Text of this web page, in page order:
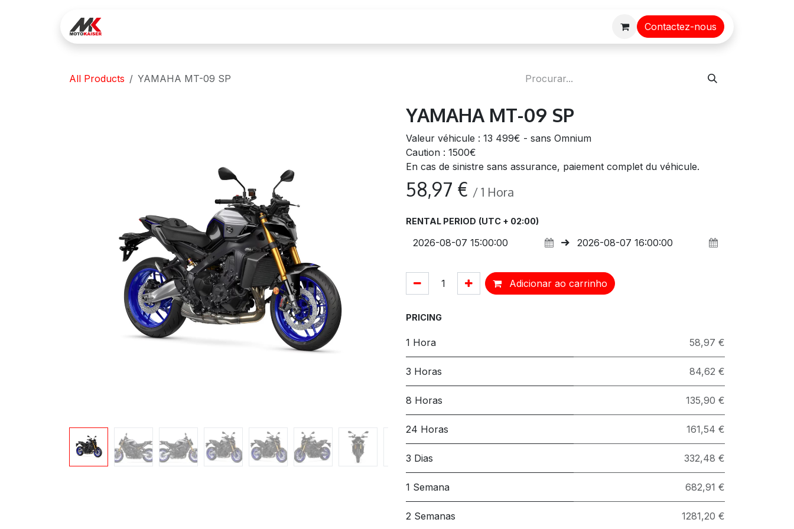
Contactez-nous
All Products YAMAHA MT-09 SP
YAMAHA MT-09 SP
Valeur véhicule : 13 499€ - sans Omnium
Caution : 1500€
En cas de sinistre sans assurance, paiement complet du véhicule.
58,97 € /1 Hora
RENTAL PERIOD (UTC + 02:00)
Adicionar ao carrinho
PRICING
1 Hora 58,97 €
3 Horas 84,62 €
8 Horas 135,90 €
24 Horas 161,54 €
3 Dias 332,48 €
1 Semana 682,91 €
2 Semanas 1281,20 €